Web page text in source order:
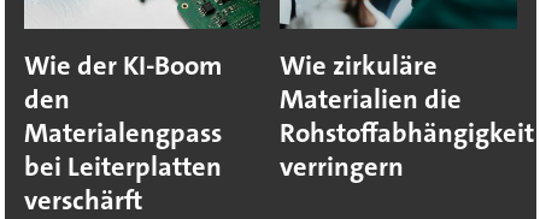
Wie der KI-Boom
den
Materialengpass
bei Leiterplatten
verschärft
Wie zirkuläre
Materialien die
Rohstoffabhängigkeit
verringern